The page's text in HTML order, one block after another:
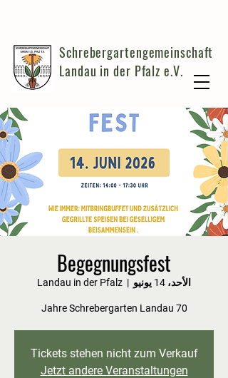
Schrebergartengemeinschaft
Landau in der Pfalz e.V.
Begegnungsfest
الأحد، 14 يونيو
  |
Landau in der Pfalz
70 Jahre Schrebergarten Landau
Tickets stehen nicht zum Verkauf
Jetzt andere Veranstaltungen